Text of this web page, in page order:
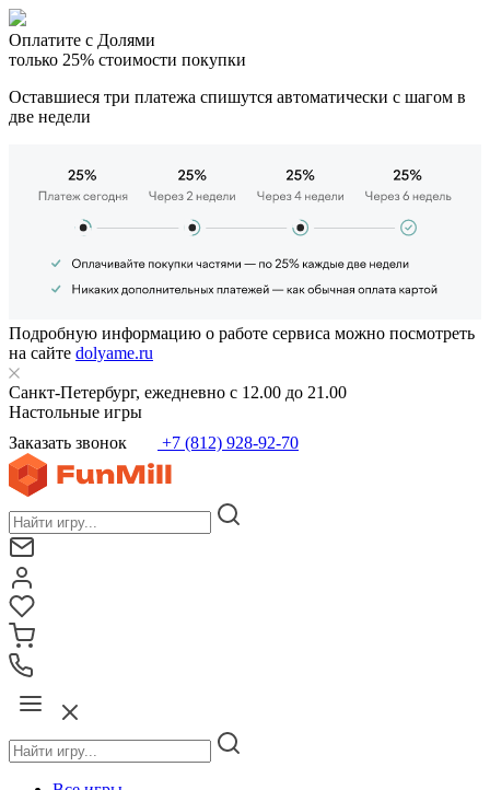
Оплатите с Долями
только 25% стоимости покупки
Оставшиеся три платежа спишутся автоматически с шагом в
две недели
Подробную информацию о работе сервиса можно посмотреть
на сайте dolyame.ru
Санкт-Петербург, ежедневно с 12.00 до 21.00
Настольные игры
Заказать звонок
+7 (812) 928-92-70